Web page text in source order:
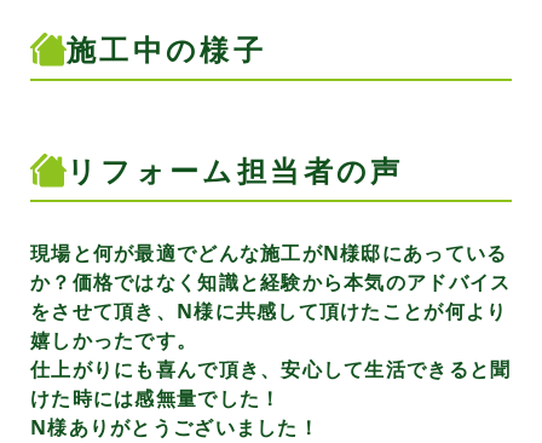
施工中の様子
リフォーム担当者の声
現場と何が最適でどんな施工がN様邸にあっている
か？価格ではなく知識と経験から本気のアドバイス
をさせて頂き、N様に共感して頂けたことが何より
嬉しかったです。
仕上がりにも喜んで頂き、安心して生活できると聞
けた時には感無量でした！
N様ありがとうございました！